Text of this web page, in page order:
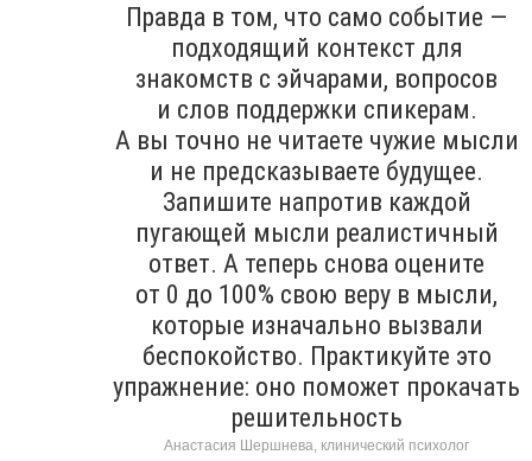
Правда в том, что само событие —
подходящий контекст для
знакомств с эйчарами, вопросов
и слов поддержки спикерам.
А вы точно не читаете чужие мысли
и не предсказываете будущее.
Запишите напротив каждой
пугающей мысли реалистичный
ответ. А теперь снова оцените
от 0 до 100% свою веру в мысли,
которые изначально вызвали
беспокойство. Практикуйте это
упражнение: оно поможет прокачать
решительность
Анастасия Шершнева, клинический психолог